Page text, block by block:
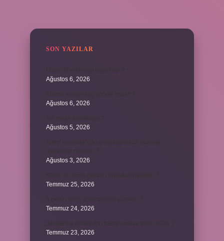
SON YAZILAR
Ağustos 6, 2026
Ağustos 6, 2026
Ağustos 5, 2026
Ağustos 3, 2026
Temmuz 25, 2026
Temmuz 24, 2026
Temmuz 23, 2026